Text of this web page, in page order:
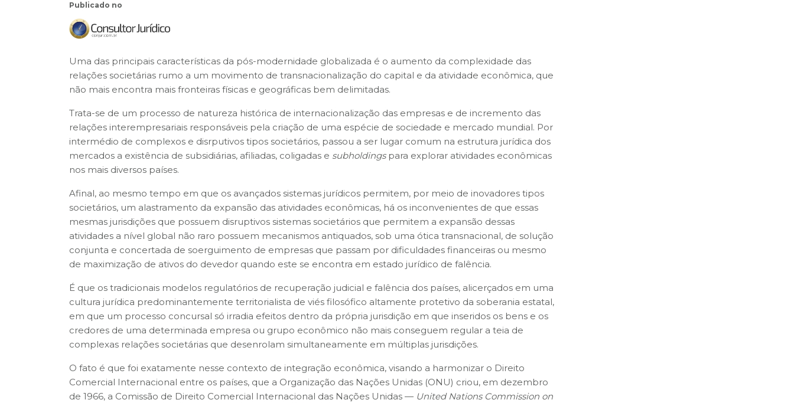
Publicado no
Uma das principais características da pós-modernidade globalizada é o aumento da complexidade das
relações societárias rumo a um movimento de transnacionalização do capital e da atividade econômica, que
não mais encontra mais fronteiras físicas e geográficas bem delimitadas.
Trata-se de um processo de natureza histórica de internacionalização das empresas e de incremento das
relações interempresariais responsáveis pela criação de uma espécie de sociedade e mercado mundial. Por
intermédio de complexos e disrputivos tipos societários, passou a ser lugar comum na estrutura jurídica dos
mercados a existência de subsidiárias, afiliadas, coligadas e subholdingspara explorar atividades econômicas
nos mais diversos países.
Afinal, ao mesmo tempo em que os avançados sistemas jurídicos permitem, por meio de inovadores tipos
societários, um alastramento da expansão das atividades econômicas, há os inconvenientes de que essas
mesmas jurisdições que possuem disruptivos sistemas societários que permitem a expansão dessas
atividades a nível global não raro possuem mecanismos antiquados, sob uma ótica transnacional, de solução
conjunta e concertada de soerguimento de empresas que passam por dificuldades financeiras ou mesmo
de maximização de ativos do devedor quando este se encontra em estado jurídico de falência.
É que os tradicionais modelos regulatórios de recuperação judicial e falência dos países, alicerçados em uma
cultura jurídica predominantemente territorialista de viés filosófico altamente protetivo da soberania estatal,
em que um processo concursal só irradia efeitos dentro da própria jurisdição em que inseridos os bens e os
credores de uma determinada empresa ou grupo econômico não mais conseguem regular a teia de
complexas relações societárias que desenrolam simultaneamente em múltiplas jurisdições.
O fato é que foi exatamente nesse contexto de integração econômica, visando a harmonizar o Direito
Comercial Internacional entre os países, que a Organização das Nações Unidas (ONU) criou, em dezembro
de 1966, a Comissão de Direito Comercial Internacional das Nações Unidas — United Nations Commission on